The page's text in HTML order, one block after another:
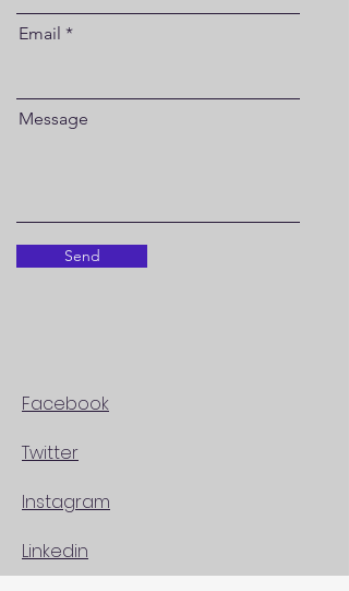
Email
Message
Send
Facebook
Twitter
Instagram
Linkedin